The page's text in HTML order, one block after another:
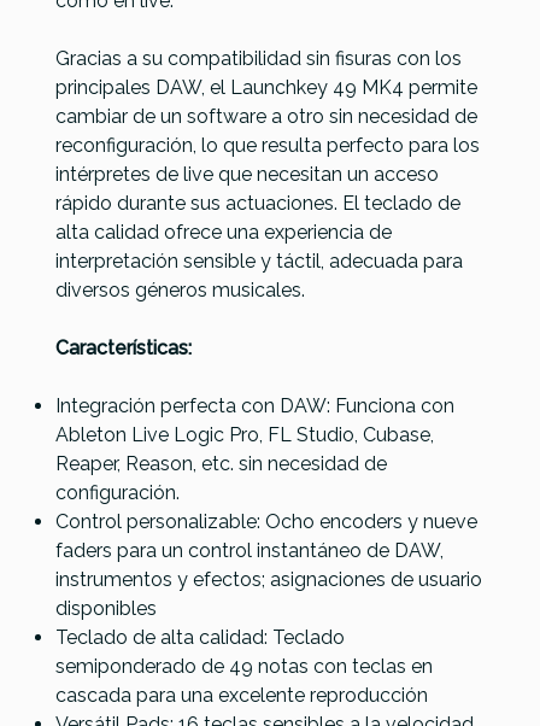
Gracias a su compatibilidad sin fisuras con los
principales DAW, el Launchkey 49 MK4 permite
cambiar de un software a otro sin necesidad de
reconfiguración, lo que resulta perfecto para los
intérpretes de live que necesitan un acceso
rápido durante sus actuaciones. El teclado de
alta calidad ofrece una experiencia de
interpretación sensible y táctil, adecuada para
diversos géneros musicales.
Características:
Integración perfecta con DAW: Funciona con
Ableton Live Logic Pro, FL Studio, Cubase,
Reaper, Reason, etc. sin necesidad de
configuración.
Control personalizable: Ocho encoders y nueve
faders para un control instantáneo de DAW,
instrumentos y efectos; asignaciones de usuario
disponibles
Teclado de alta calidad: Teclado
semiponderado de 49 notas con teclas en
cascada para una excelente reproducción